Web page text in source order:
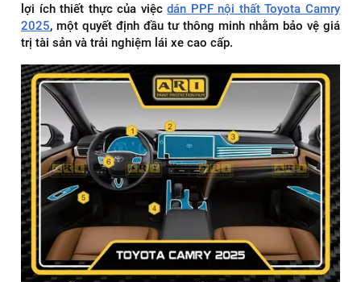
lợi ích thiết thực của việcdán PPF nội thất Toyota Camry
2025, một quyết định đầu tư thông minh nhằm bảo vệ giá
trị tài sản và trải nghiệm lái xe cao cấp.